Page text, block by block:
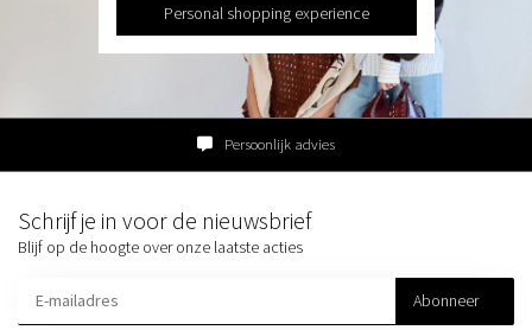
Personal shopping experience
Persoonlijk advies
Schrijf je in voor de nieuwsbrief
Blijf op de hoogte over onze laatste acties
Abonneer